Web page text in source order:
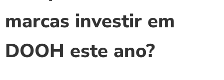
marcas investir em
DOOH este ano?